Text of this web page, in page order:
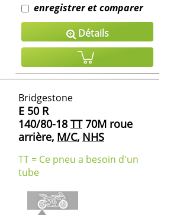
enregistrer et comparer
Détails
Bridgestone
E 50 R
140/80-18 TT70M roue
arrière, M/C, NHS
TT = Ce pneu a besoin d'un
tube